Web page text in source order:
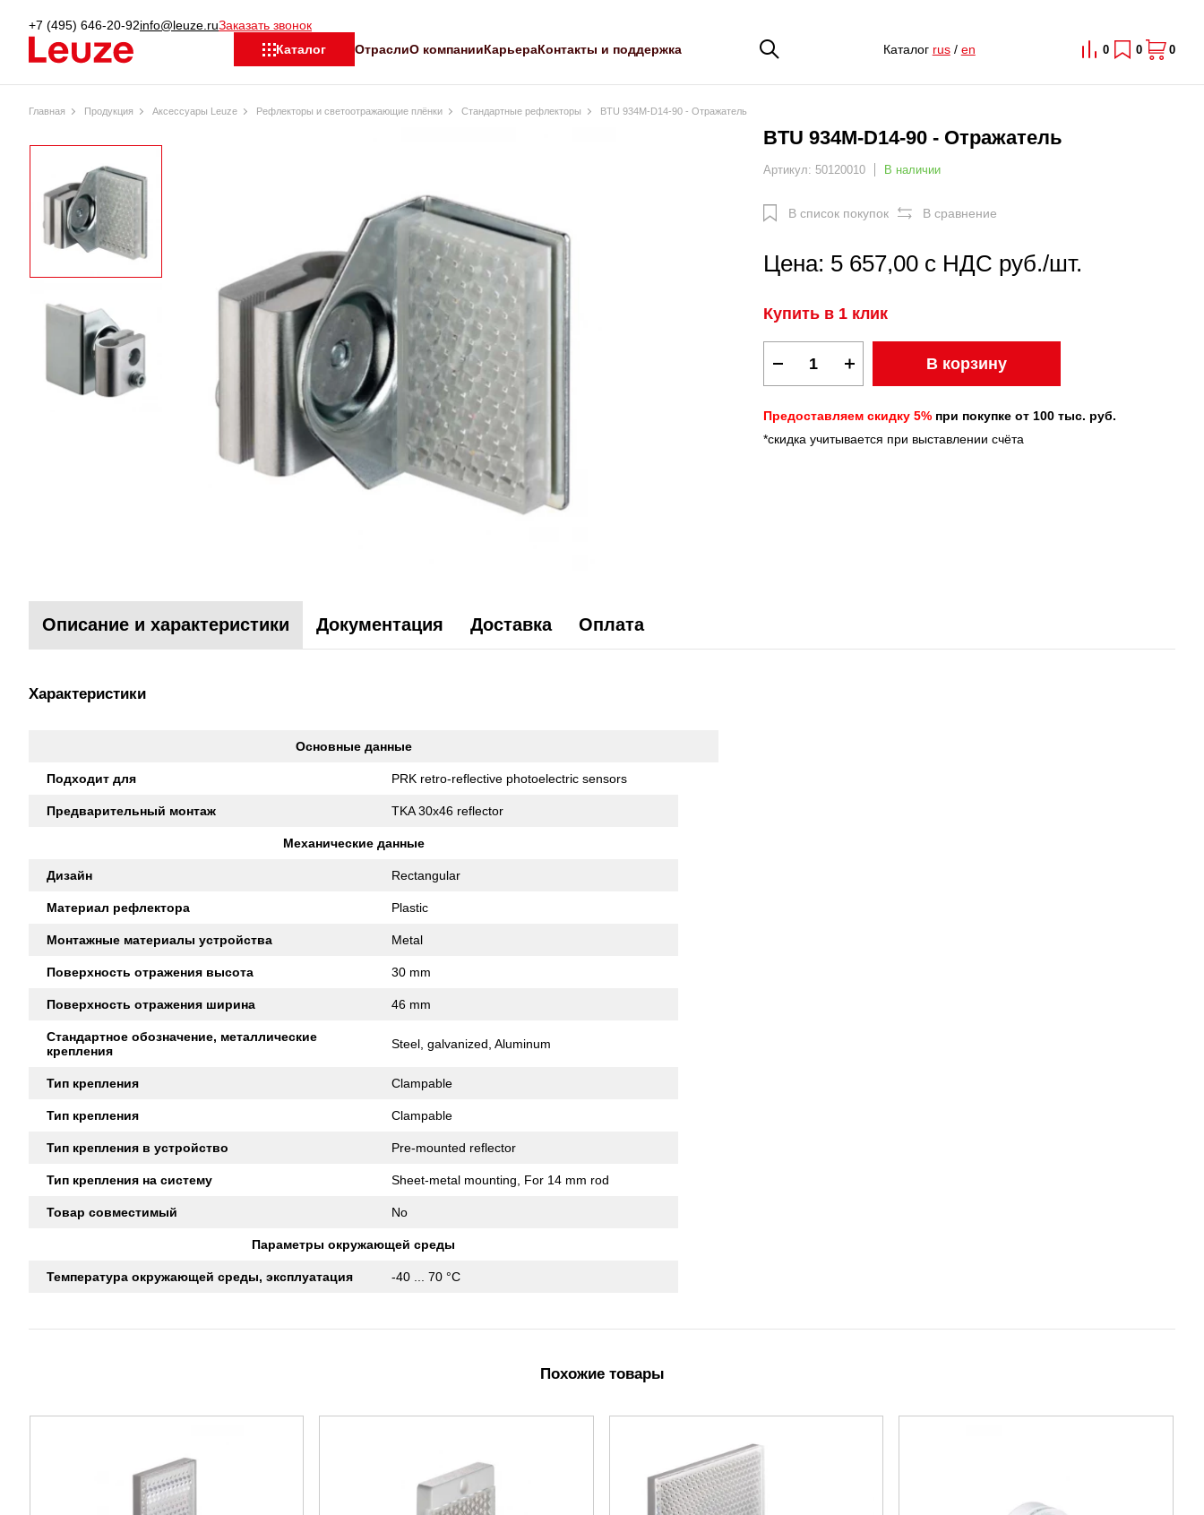
+7 (495) 646-20-92info@leuze.ruЗаказать звонок
Каталог
ОтраслиО компанииКарьераКонтакты и поддержка Каталог rus/ en 0 0 0
Главная Продукция Аксессуары Leuze Рефлекторы и светоотражающие плёнки Стандартные рефлекторы BTU 934M-D14-90 - Отражатель
BTU 934M-D14-90 - Отражатель
Артикул: 50120010 В наличии
В список покупок В сравнение
Цена: 5 657,00 с НДС руб./шт.
Купить в 1 клик
В корзину
Предоставляем скидку 5% при покупке от 100 тыс. руб.
*скидка учитывается при выставлении счёта
Описание и характеристики Документация Доставка Оплата
Характеристики
Основные данные
Подходит для PRK retro-reflective photoelectric sensors
Предварительный монтаж TKA 30x46 reflector
Механические данные
Дизайн Rectangular
Материал рефлектора Plastic
Монтажные материалы устройства Metal
Поверхность отражения высота 30 mm
Поверхность отражения ширина 46 mm
Стандартное обозначение, металлические
крепления
Steel, galvanized, Aluminum
Тип крепления Clampable
Тип крепления Clampable
Тип крепления в устройство Pre-mounted reflector
Тип крепления на систему Sheet-metal mounting, For 14 mm rod
Товар совместимый No
Параметры окружающей среды
Температура окружающей среды, эксплуатация -40 ... 70 °C
Похожие товары